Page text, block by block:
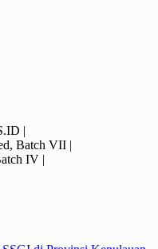
|
Batch VII |
IV |